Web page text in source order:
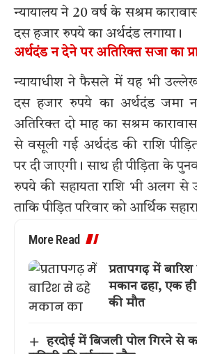
न्यायालय ने 20 वर्ष के सश्रम
दस हजार रुपये का अर्थदंड लगाया।
अर्थदंड न देने पर अतिरिक्त सजा का
न्यायाधीश ने फैसले में यह भी उल्लेख
दस हजार रुपये का अर्थदंड जमा
अतिरिक्त दो माह का सश्रम
से वसूली गई अर्थदंड की राशि
पर दी जाएगी। साथ ही पीड़िता के
रुपये की सहायता राशि भी अलग से
ताकि पीड़ित परिवार को आर्थिक
More Read
प्रतापगढ़ में
मकान ढहा, एक ही
की मौत
हरदोई में बिजली पोल गिरने से